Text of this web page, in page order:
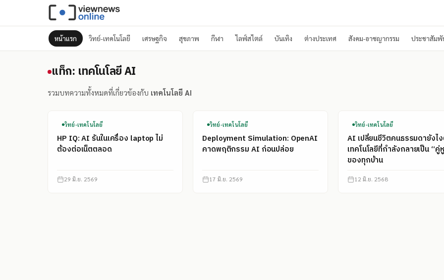
หน้าแรก วิทย์-เทคโนโลยี เศรษฐกิจ สุขภาพ กีฬา ไลฟ์สไตล์ บันเทิง ต่างประเทศ สังคม-อาชญากรรม ประชาสัมพั
แท็ก: เทคโนโลยี AI
แท็ก: เทคโนโลยี AI
รวมบทความทั้งหมดที่เกี่ยวข้องกับ เทคโนโลยี AI
วิทย์-เทคโนโลยี
HP IQ: AI รันในเครื่อง laptop ไม่
ต้องต่อเน็ตตลอด
29 มิ.ย. 2569
วิทย์-เทคโนโลยี
Deployment Simulation: OpenAI
คาดพฤติกรรม AI ก่อนปล่อย
17 มิ.ย. 2569
วิทย์-เทคโนโลยี
AI เปลี่ยนชีวิตคนธรรมดายังไ
เทคโนโลยีที่กำลังกลายเป็น “คู่
ของทุกบ้าน
12 มิ.ย. 2568